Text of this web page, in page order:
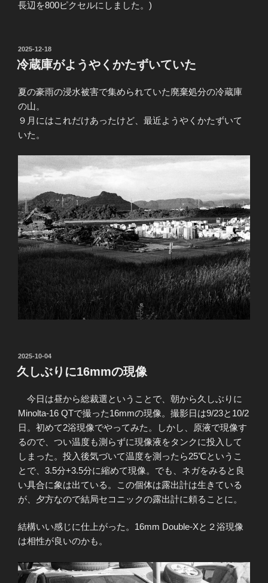
長辺を800ピクセルにしました。)
投
稿
日:
2025-12-18
冷蔵庫がようやくかたずいていた
夏の豪雨の浸水被害で集められていた廃棄処分の冷蔵庫
の山。
９月にはこれだけあったけど、最近ようやくかたずいて
いた。
投
稿
日:
2025-10-04
久しぶりに16mmの現像
今日は昼から総裁選ということで、朝から久しぶりに
Minolta-16 QTで撮った16mmの現像。撮影日は9/23と10/2
日。初めて2浴現像でやってみた。しかし、原液で現像す
るので、つい温度も測らずに現像液をタンクに投入して
しまった。投入後気づいて温度を測ったら25℃というこ
とで、3.5分+3.5分に縮めて現像。でも、ネガをみると良
い具合に象は出ている。この個体は露出計は生きている
が、夕方なので結局セコニックの露出計に頼ることに。
結構いい感じに仕上がった。16mm Double-Xと２浴現像
は相性が良いのかも。